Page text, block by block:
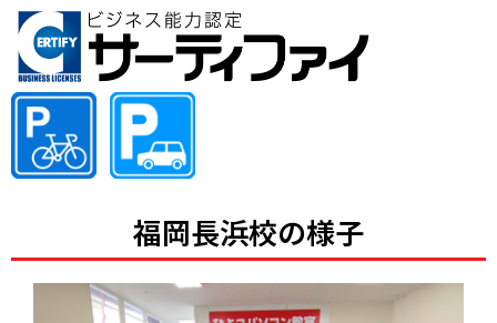
福岡長浜校の様子